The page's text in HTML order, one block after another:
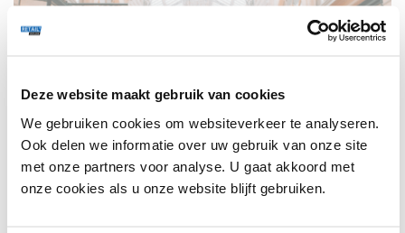
Deze website maakt gebruik van cookies
We gebruiken cookies om websiteverkeer te analyseren.
Ook delen we informatie over uw gebruik van onze site
met onze partners voor analyse. U gaat akkoord met
onze cookies als u onze website blijft gebruiken.